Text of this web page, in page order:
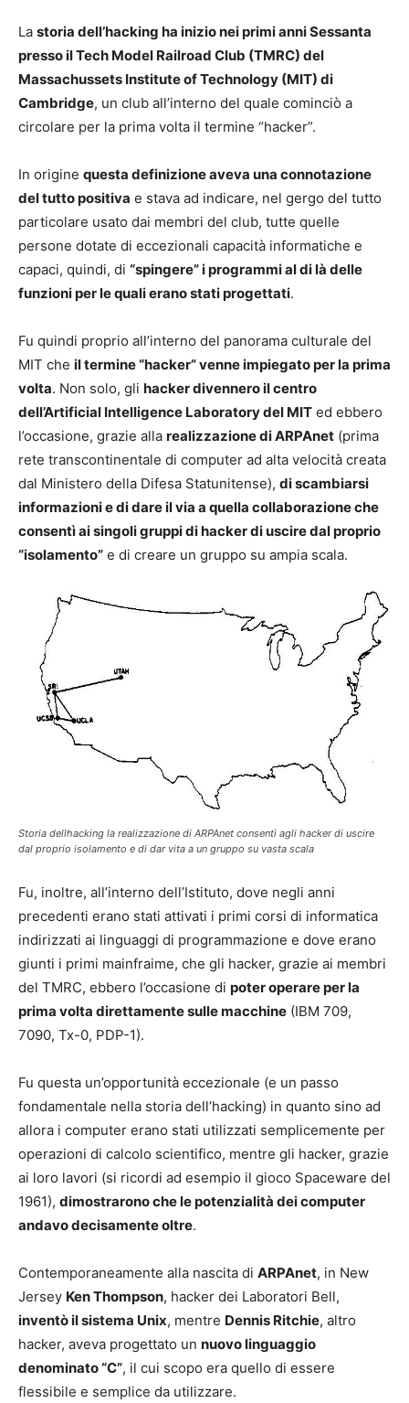
La storia dell’hacking ha inizio nei primi anni Sessanta
presso il Tech Model Railroad Club (TMRC) del
Massachussets Institute of Technology (MIT) di
Cambridge, un club all’interno del quale cominciò a
circolare per la prima volta il termine “hacker”.
In origine questa definizione aveva una connotazione
del tutto positiva e stava ad indicare, nel gergo del tutto
particolare usato dai membri del club, tutte quelle
persone dotate di eccezionali capacità informatiche e
capaci, quindi, di “spingere” i programmi al di là delle
funzioni per le quali erano stati progettati.
Fu quindi proprio all’interno del panorama culturale del
MIT che il termine “hacker” venne impiegato per la prima
volta. Non solo, gli hacker divennero il centro
dell’Artificial Intelligence Laboratory del MIT ed ebbero
l’occasione, grazie alla realizzazione di ARPAnet (prima
rete transcontinentale di computer ad alta velocità creata
dal Ministero della Difesa Statunitense), di scambiarsi
informazioni e di dare il via a quella collaborazione che
consentì ai singoli gruppi di hacker di uscire dal proprio
“isolamento” e di creare un gruppo su ampia scala.
Storia dellhacking la realizzazione di ARPAnet consentì agli hacker di uscire
dal proprio isolamento e di dar vita a un gruppo su vasta scala
Fu, inoltre, all’interno dell’Istituto, dove negli anni
precedenti erano stati attivati i primi corsi di informatica
indirizzati ai linguaggi di programmazione e dove erano
giunti i primi mainfraime, che gli hacker, grazie ai membri
del TMRC, ebbero l’occasione di poter operare per la
prima volta direttamente sulle macchine (IBM 709,
7090, Tx-0, PDP-1).
Fu questa un’opportunità eccezionale (e un passo
fondamentale nella storia dell’hacking) in quanto sino ad
allora i computer erano stati utilizzati semplicemente per
operazioni di calcolo scientifico, mentre gli hacker, grazie
ai loro lavori (si ricordi ad esempio il gioco Spaceware del
1961), dimostrarono che le potenzialità dei computer
andavo decisamente oltre.
Contemporaneamente alla nascita di ARPAnet, in New
Jersey Ken Thompson, hacker dei Laboratori Bell,
inventò il sistema Unix, mentre Dennis Ritchie, altro
hacker, aveva progettato un nuovo linguaggio
denominato “C”, il cui scopo era quello di essere
flessibile e semplice da utilizzare.